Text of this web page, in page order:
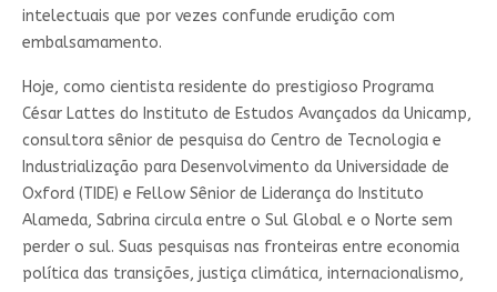
intelectuais que por vezes confunde erudição com
embalsamamento.
Hoje, como cientista residente do prestigioso Programa
César Lattes do Instituto de Estudos Avançados da Unicamp,
consultora sênior de pesquisa do Centro de Tecnologia e
Industrialização para Desenvolvimento da Universidade de
Oxford (TIDE) e Fellow Sênior de Liderança do Instituto
Alameda, Sabrina circula entre o Sul Global e o Norte sem
perder o sul. Suas pesquisas nas fronteiras entre economia
política das transições, justiça climática, internacionalismo,